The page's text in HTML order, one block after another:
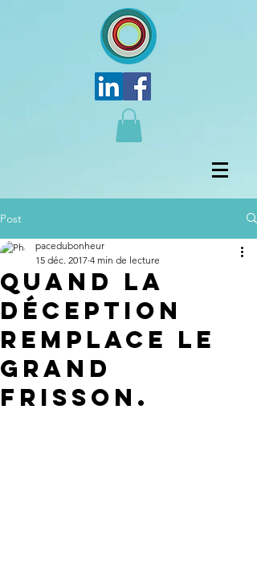
Post
Quand la
déception
remplace le
GRAND
frisson.
pacedubonheur
15 déc. 2017 4 min de lecture